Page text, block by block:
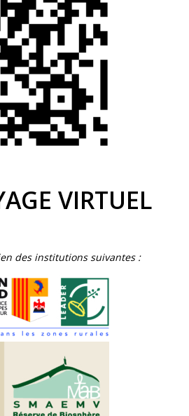
VIRTUEL
des institutions suivantes :